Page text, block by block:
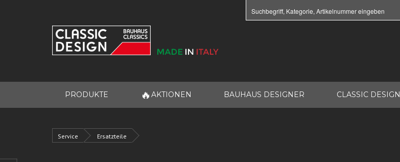
PRODUKTE 🔥 AKTIONEN BAUHAUS DESIGNER CLASSIC DESIGN
Service Ersatzteile